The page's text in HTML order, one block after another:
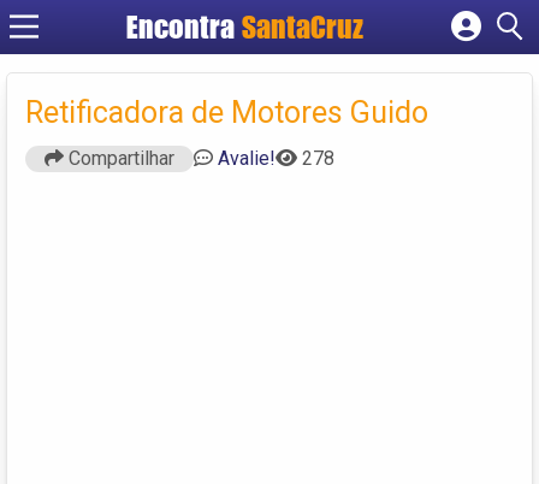
Encontra
Cadastrar empresa
Criar conta
Retificadora de Motores Guido
Compartilhar Avalie! 278